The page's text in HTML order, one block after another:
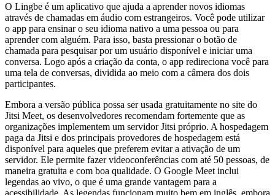
O Lingbe é um aplicativo que ajuda a aprender novos idiomas
através de chamadas em áudio com estrangeiros. Você pode utilizar
o app para ensinar o seu idioma nativo a uma pessoa ou para
aprender com alguém. Para isso, basta pressionar o botão de
chamada para pesquisar por um usuário disponível e iniciar uma
conversa. Logo após a criação da conta, o app redireciona você para
uma tela de conversas, dividida ao meio com a câmera dos dois
participantes.
Embora a versão pública possa ser usada gratuitamente no site do
Jitsi Meet, os desenvolvedores recomendam fortemente que as
organizações implementem um servidor Jitsi próprio. A hospedagem
paga da Jitsi e dos principais provedores de hospedagem está
disponível para aqueles que preferem evitar a ativação de um
servidor. Ele permite fazer videoconferências com até 50 pessoas, de
maneira gratuita e com boa qualidade. O Google Meet inclui
legendas ao vivo, o que é uma grande vantagem para a
acessibilidade. As legendas funcionam muito bem em inglês, embora